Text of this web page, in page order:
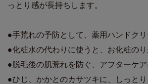
っとり感が長持ちします。
●手荒れの予防として、薬用ハンドクリ
●化粧水の代わりに使うと、お化粧のり
●脱毛後の肌荒れを防ぐ、アフターケア
●ひじ、かかとのカサツキに、しっと